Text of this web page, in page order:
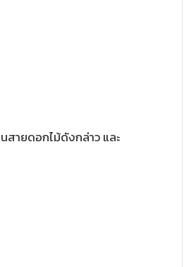
สายดอกไม้ดังกล่าว และ